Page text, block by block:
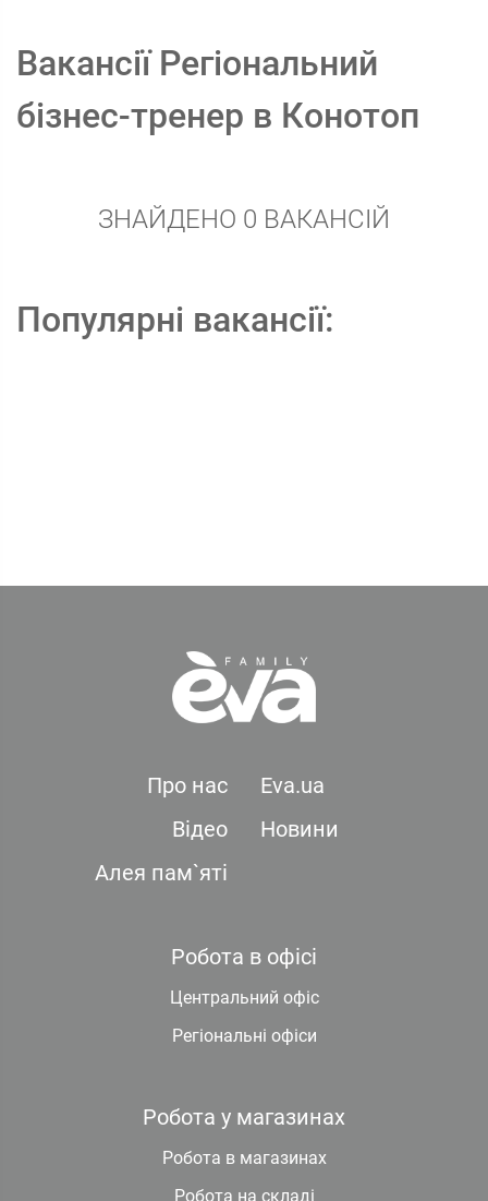
Вакансії Регіональний
бізнес-тренер в Конотоп
ЗНАЙДЕНО 0 ВАКАНСІЙ
Популярні вакансії:
Про нас
Eva.ua
Відео
Новини
Алея пам`яті
Робота в офісі
Центральний офіс
Регіональні офіси
Робота у магазинах
Робота в магазинах
Робота на складі